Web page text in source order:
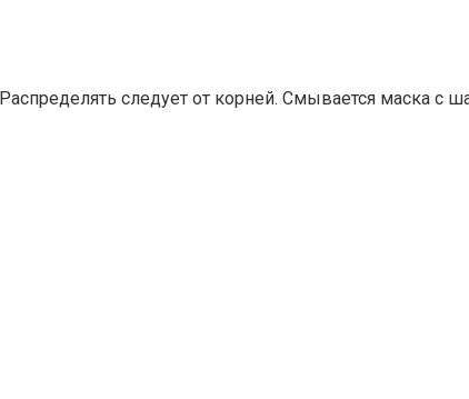
следует от корней. Смывается маска с